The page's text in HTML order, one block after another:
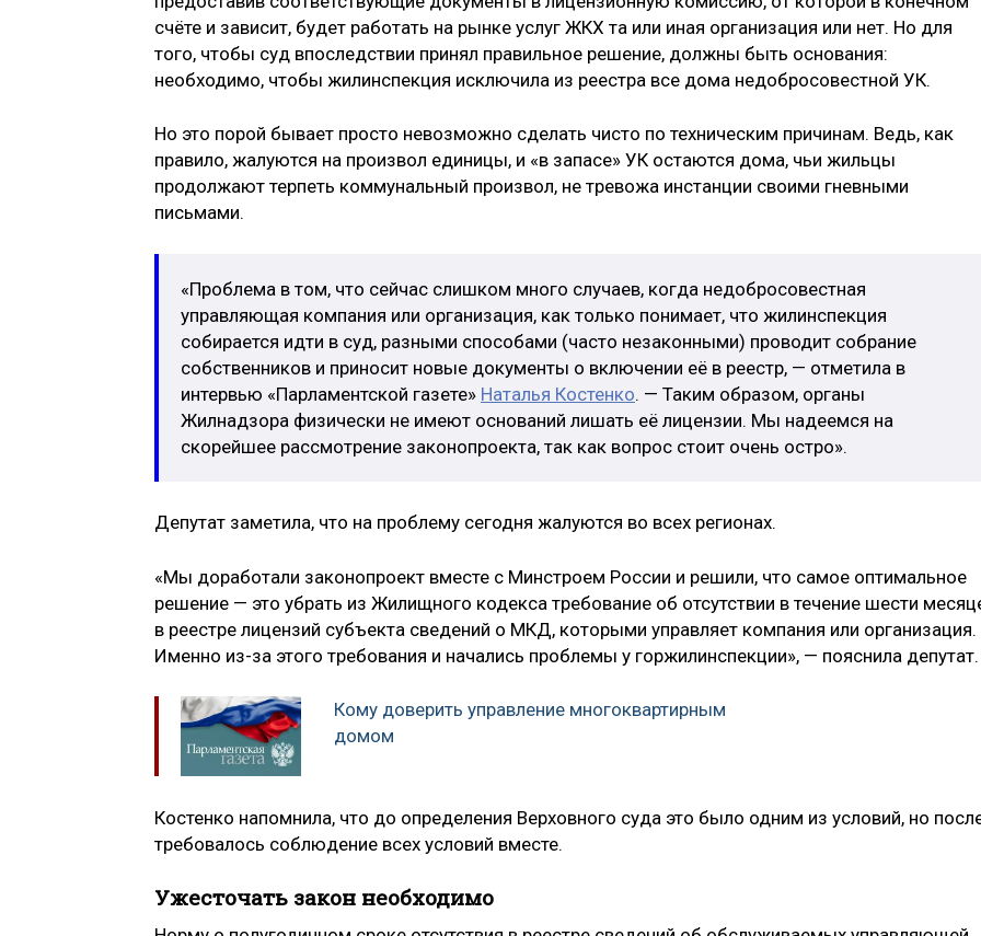
счёте и зависит, будет работать на рынке услуг ЖКХ та или иная организация или нет. Но для
того, чтобы суд впоследствии принял правильное решение, должны быть основания:
необходимо, чтобы жилинспекция исключила из реестра все дома недобросовестной УК.
Но это порой бывает просто невозможно сделать чисто по техническим причинам. Ведь, как
правило, жалуются на произвол единицы, и «в запасе» УК остаются дома, чьи жильцы
продолжают терпеть коммунальный произвол, не тревожа инстанции своими гневными
письмами.
«Проблема в том, что сейчас слишком много случаев, когда недобросовестная
управляющая компания или организация, как только понимает, что жилинспекция
собирается идти в суд, разными способами (часто незаконными) проводит собрание
собственников и приносит новые документы о включении её в реестр, — отметила в
интервью «Парламентской газете» Наталья Костенко. — Таким образом, органы
Жилнадзора физически не имеют оснований лишать её лицензии. Мы надеемся на
скорейшее рассмотрение законопроекта, так как вопрос стоит очень остро».
Депутат заметила, что на проблему сегодня жалуются во всех регионах.
«Мы доработали законопроект вместе с Минстроем России и решили, что самое оптимальное
решение — это убрать из Жилищного кодекса требование об отсутствии в течение шести
в реестре лицензий субъекта сведений о МКД, которыми управляет компания или организация.
Именно из-за этого требования и начались проблемы у горжилинспекции», — пояснила депутат.
Кому доверить управление многоквартирным
домом
Костенко напомнила, что до определения Верховного суда это было одним из условий, но
требовалось соблюдение всех условий вместе.
Ужесточать закон необходимо